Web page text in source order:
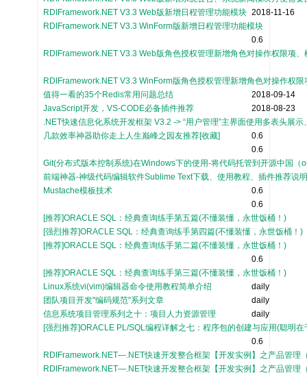
RDIFramework.NET V3.3 Web版新增日程管理功能模块 2018-11-16
RDIFramework.NET V3.3 WinForm版新增日程管理功能模块
0.6
RDIFramework.NET V3.3 Web版角色授权管理新增角色对操作权限项
RDIFramework.NET V3.3 WinForm版角色授权管理新增角色对操作权
值得一看的35个Redis常用问题总结
2018-09-14
JavaScript开发，VS-CODE必备插件推荐
2018-08-23
.NET快速信息化系统开发框架 V3.2 -> “用户管理”主界面使用多表头展
0.6
几款效率神器助你走上人生巅峰之园友推荐[收藏]
0.6
Git(分布式版本控制系统)在Windows下的使用-将代码托管到开源中国（
前端神器-神级代码编辑软件Sublime Text下载、使用教程、插件推荐说
0.6
Mustache模板技术
0.6
[推荐]ORACLE SQL：经典查询练手第五篇(不懂装懂，永世饭桶！)
[强烈推荐]ORACLE SQL：经典查询练手第四篇(不懂装懂，永世饭桶！)
[推荐]ORACLE SQL：经典查询练手第二篇(不懂装懂，永世饭桶！)
0.6
[推荐]ORACLE SQL：经典查询练手第三篇(不懂装懂，永世饭桶！)
Linux系统vi(vim)编辑器命令使用教程简单介绍
daily
团队项目开发"编码规范"系列文章
daily
信息系统项目管理系列之十：项目人力资源管理
daily
[强烈推荐]ORACLE PL/SQL编程详解之七：程序包的创建与应用(聪明
0.6
RDIFramework.NET—.NET快速开发整合框架【开发实例】之产品管理
RDIFramework.NET—.NET快速开发整合框架【开发实例】之产品管理